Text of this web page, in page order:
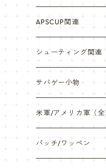
シール・ステッカー
缶バッチ
帽子・Tシャツ・エプ
ネックレス・アクセ
サンダル・Bag
APSCUP関連
岡崎APS部
本体・BB弾・小物類
シューティング関連
サバゲー小物
米軍/アメリカ軍（
海兵隊/USMC
パッチ/ワッペン